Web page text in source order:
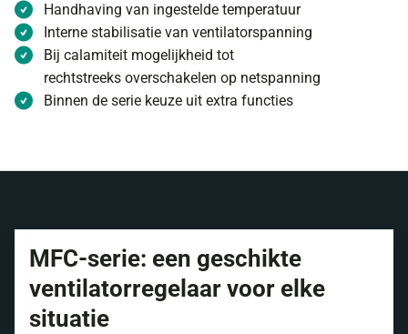
Handhaving van ingestelde temperatuur
Interne stabilisatie van ventilatorspanning
Bij calamiteit mogelijkheid tot
rechtstreeks overschakelen op netspanning
Binnen de serie keuze uit extra functies
MFC-serie: een geschikte
ventilatorregelaar voor elke
situatie